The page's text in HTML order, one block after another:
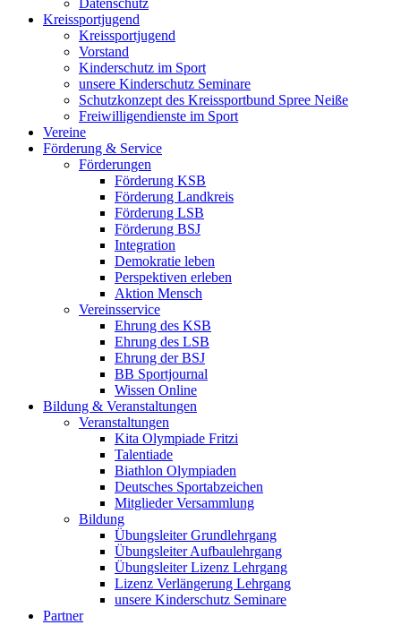
Datenschutz
Kreissportjugend
Kreissportjugend
Vorstand
Kinderschutz im Sport
unsere Kinderschutz Seminare
Schutzkonzept des Kreissportbund Spree Neiße
Freiwilligendienste im Sport
Vereine
Förderung & Service
Förderungen
Förderung KSB
Förderung Landkreis
Förderung LSB
Förderung BSJ
Integration
Demokratie leben
Perspektiven erleben
Aktion Mensch
Vereinsservice
Ehrung des KSB
Ehrung des LSB
Ehrung der BSJ
BB Sportjournal
Wissen Online
Bildung & Veranstaltungen
Veranstaltungen
Kita Olympiade Fritzi
Talentiade
Biathlon Olympiaden
Deutsches Sportabzeichen
Mitglieder Versammlung
Bildung
Übungsleiter Grundlehrgang
Übungsleiter Aufbaulehrgang
Übungsleiter Lizenz Lehrgang
Lizenz Verlängerung Lehrgang
unsere Kinderschutz Seminare
Partner